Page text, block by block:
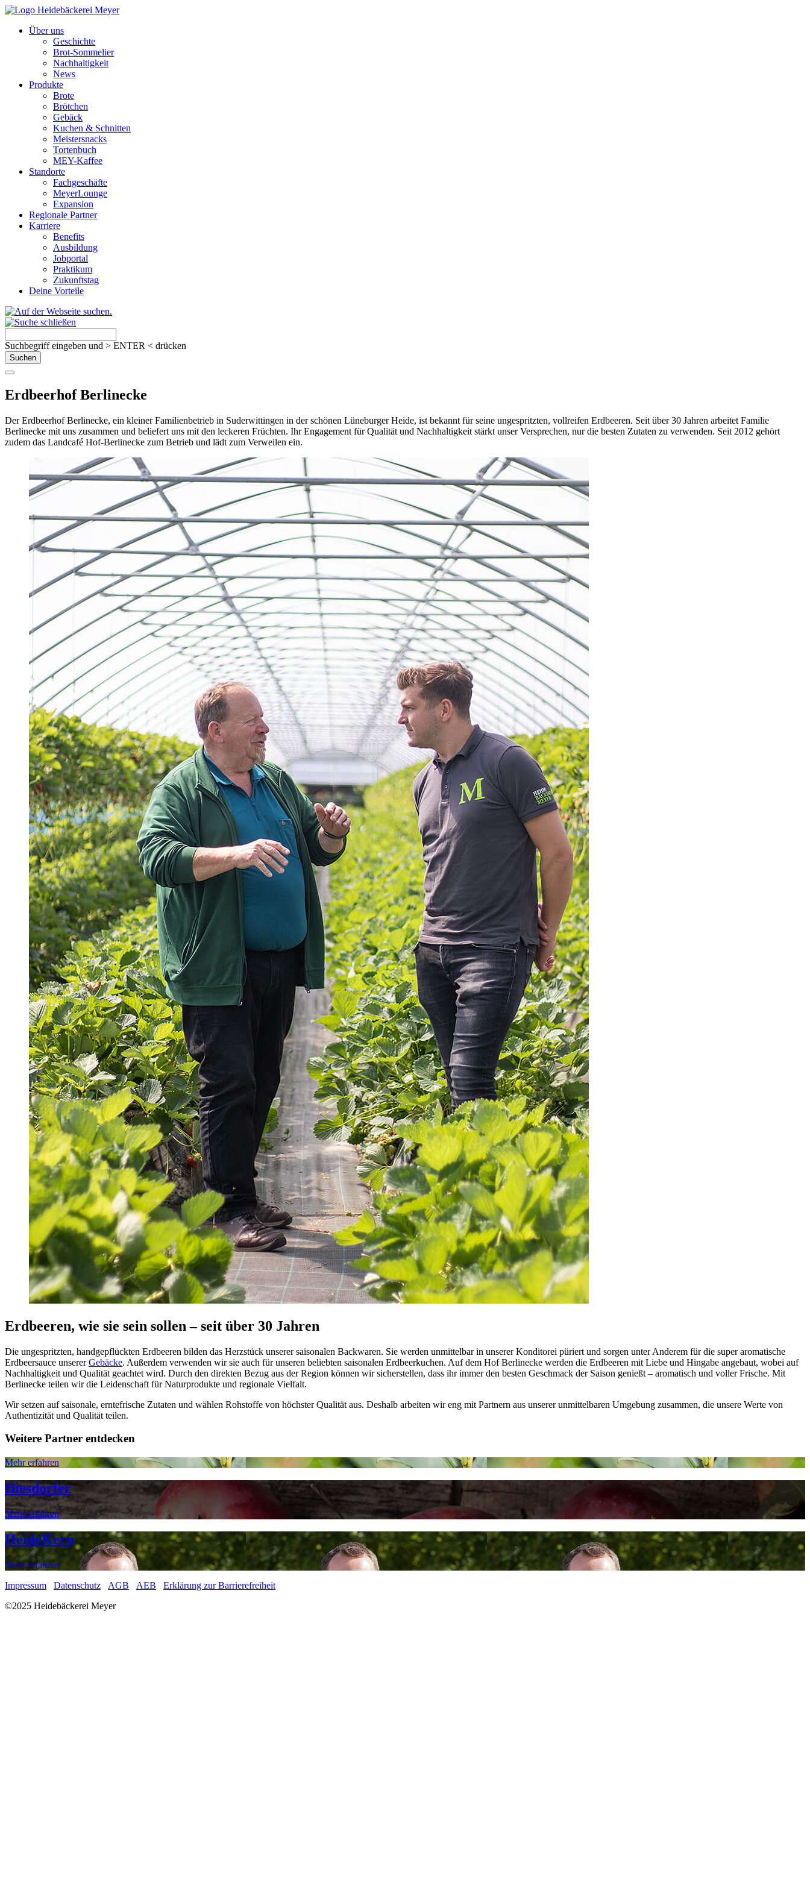
Über uns
Geschichte
Brot-Sommelier
Nachhaltigkeit
News
Produkte
Brote
Brötchen
Gebäck
Kuchen & Schnitten
Meistersnacks
Tortenbuch
MEY-Kaffee
Standorte
Fachgeschäfte
MeyerLounge
Expansion
Regionale Partner
Karriere
Benefits
Ausbildung
Jobportal
Praktikum
Zukunftstag
Deine Vorteile
Suchbegriff eingeben und > ENTER < drücken
Erdbeerhof Berlinecke
Der Erdbeerhof Berlinecke, ein kleiner Familienbetrieb in Suderwittingen in der schönen Lüneburger Heide, ist bekannt für seine ungespritzten, vollreifen Erdbeeren. Seit über 30 Jahren arbeitet Familie
Berlinecke mit uns zusammen und beliefert uns mit den leckeren Früchten. Ihr Engagement für Qualität und Nachhaltigkeit stärkt unser Versprechen, nur die besten Zutaten zu verwenden. Seit 2012 gehört
zudem das Landcafé Hof-Berlinecke zum Betrieb und lädt zum Verweilen ein.
Erdbeeren, wie sie sein sollen – seit über 30 Jahren
Die ungespritzten, handgepflückten Erdbeeren bilden das Herzstück unserer saisonalen Backwaren. Sie werden unmittelbar in unserer Konditorei püriert und sorgen unter Anderem für die super aromatische
Erdbeersauce unsererGebäcke. Außerdem verwenden wir sie auch für unseren beliebten saisonalen Erdbeerkuchen. Auf dem Hof Berlinecke werden die Erdbeeren mit Liebe und Hingabe angebaut, wobei auf
Nachhaltigkeit und Qualität geachtet wird. Durch den direkten Bezug aus der Region können wir sicherstellen, dass ihr immer den besten Geschmack der Saison genießt – aromatisch und voller Frische. Mit
Berlinecke teilen wir die Leidenschaft für Naturprodukte und regionale Vielfalt.
Wir setzen auf saisonale, erntefrische Zutaten und wählen Rohstoffe von höchster Qualität aus. Deshalb arbeiten wir eng mit Partnern aus unserer unmittelbaren Umgebung zusammen, die unsere Werte von
Authentizität und Qualität teilen.
Weitere Partner entdecken
Mehr erfahren
Diesdorfer
Mehr erfahren
HeideKern
Mehr erfahren
Impressum
Datenschutz AGB AEB
Erklärung zur Barrierefreiheit
©2025 Heidebäckerei Meyer